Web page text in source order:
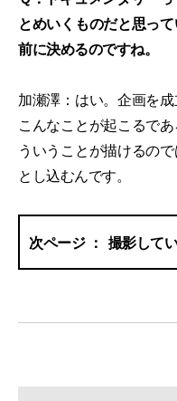
とめいくものだと思っ
前に決めるのですね。
加瀬澤：はい。企画を
こんなことが起こるで
ういうことが描けるの
とし込むんです。
撮影して